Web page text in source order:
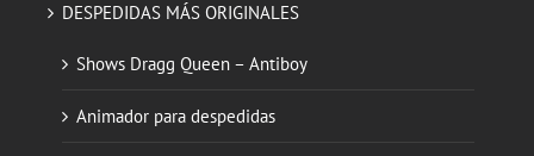
DESPEDIDAS MÁS ORIGINALES
Shows Dragg Queen – Antiboy
Animador para despedidas